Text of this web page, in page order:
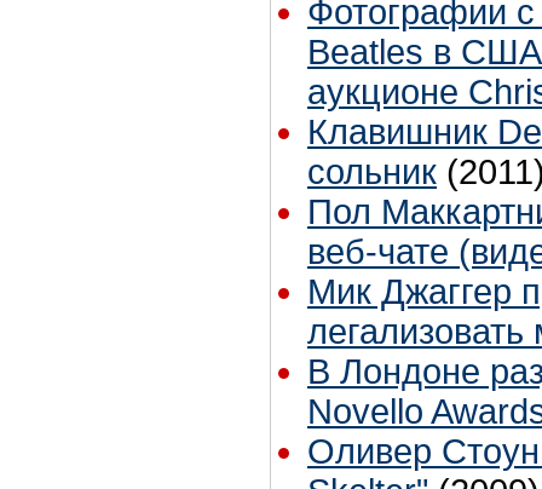
Фотографии с
Beatles в США
аукционе
Клавишник
сольник
Пол
веб-чате
Мик Джаггер
В Лондоне
Novello
Оливер